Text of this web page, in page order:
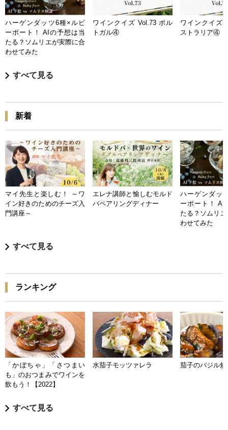
ハーゲンダッツ6種×ルビ
ーポート！ AIの予想は当
たる？ソムリエが実際に合
わせてみた
ワインクイズ Vol.73 ポル
トガル④
ワインクイズ
ストラリア④
すべて見る
新着
マイ先生と楽しむ！ ～ワ
イン好きのためのチーズ入
門講座～
エレナ講師と愉しむモルド
バペアリングディナー
ハーゲンダッ
ーポート！ AI
たる？ソムリ
わせてみた
すべて見る
ランキング
「かぼちゃ」「さつまい
も」のおつまみでワインを
飲もう！【2022】
水茄子モッツァレラ 茄子のバジル炒
すべて見る